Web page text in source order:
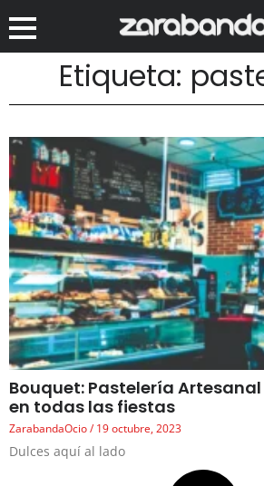
Etiqueta:
Bouquet: Pastelería
en todas las fiestas
ZarabandaOcio 19 octubre, 2023
Dulces aquí al lado